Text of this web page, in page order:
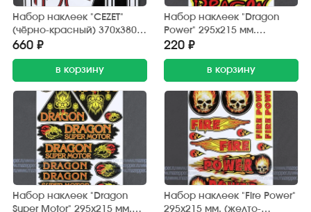
Набор наклеек "CEZET"
(чёрно-красный) 370х380
мм. (10 шт.)
660 ₽
в корзину
Набор наклеек "Dragon
Power" 295х215 мм.
(красно-желтый) 12 шт.
220 ₽
в корзину
Набор наклеек "Dragon
Super Motor" 295х215 мм.
Набор наклеек "Fire Power"
295х215 мм. (желто-